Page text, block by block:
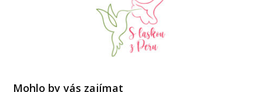
Mohlo by vás zajímat